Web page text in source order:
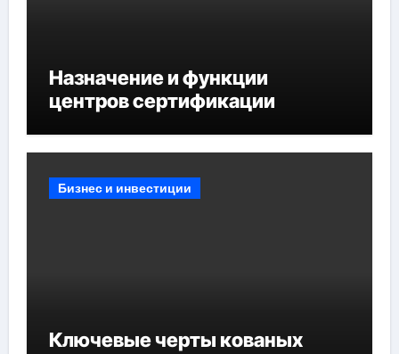
Назначение и функции
центров сертификации
Бизнес и инвестиции
Ключевые черты кованых